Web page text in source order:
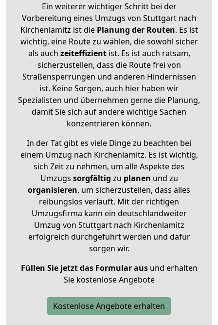
Ein weiterer wichtiger Schritt bei der
Vorbereitung eines Umzugs von Stuttgart nach
Kirchenlamitz ist diePlanung der Routen. Es ist
wichtig, eine Route zu wählen, die sowohl sicher
als auch zeiteffizientist. Es ist auch ratsam,
sicherzustellen, dass die Route frei von
Straßensperrungen und anderen Hindernissen
ist. Keine Sorgen, auch hier haben wir
Spezialisten und übernehmen gerne die Planung,
damit Sie sich auf andere wichtige Sachen
konzentrieren können.
In der Tat gibt es viele Dinge zu beachten bei
einem Umzug nach Kirchenlamitz. Es ist wichtig,
sich Zeit zu nehmen, um alle Aspekte des
Umzugs sorgfältig zu planen und zu
organisieren, um sicherzustellen, dass alles
reibungslos verläuft. Mit der richtigen
Umzugsfirma kann ein deutschlandweiter
Umzug von Stuttgart nach Kirchenlamitz
erfolgreich durchgeführt werden und dafür
sorgen wir.
Füllen Sie jetzt das Formular ausund erhalten
Sie kostenlose Angebote
Kostenlose Angebote erhalten